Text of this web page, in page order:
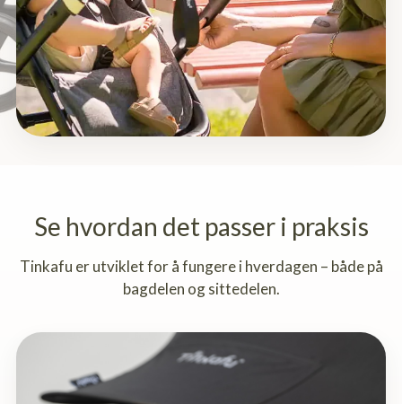
Se hvordan det passer i praksis
Tinkafu er utviklet for å fungere i hverdagen – både på
bagdelen og sittedelen.